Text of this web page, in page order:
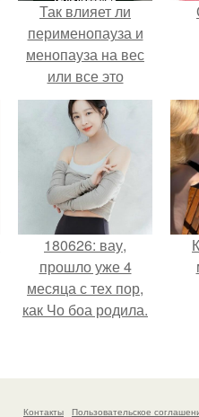
Так влияет ли
перименопауза и
менопауза на вес
или все это
ерунда?
180626: вау,
прошло уже 4
месяца с тех пор,
как Чо боа родила.
Контакты Пользовательское